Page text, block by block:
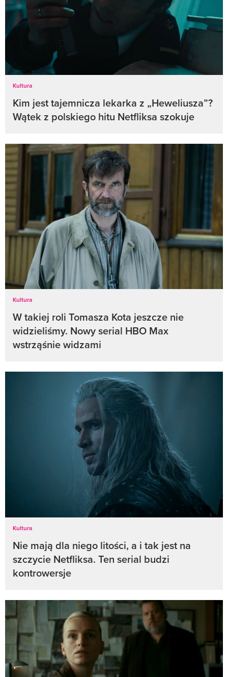
Kultura
Kim jest tajemnicza lekarka z „Heweliusza”?
Wątek z polskiego hitu Netfliksa szokuje
Kultura
W takiej roli Tomasza Kota jeszcze nie
widzieliśmy. Nowy serial HBO Max
wstrząśnie widzami
Kultura
Nie mają dla niego litości, a i tak jest na
szczycie Netfliksa. Ten serial budzi
kontrowersje